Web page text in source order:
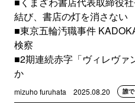
結び、書店の灯を消さない
■東京五輪汚職事件
検察
■2期連続赤字「ヴィレヴァ
か
mizuho furuhata 2025.08.20 誰